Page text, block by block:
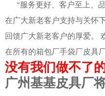
“服务更好、客户至上、
在广大新老客户支持与关怀
回馈广大新老客户的厚爱。
在所有的箱包厂手袋厂皮具
没有我们做不了
广州基基皮具厂